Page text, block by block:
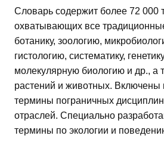
Словарь содержит более 72 000
охватывающих все
ботанику, зоологию,
гистологию, систематику,
молекулярную биологию и др., а
растений и животных.
термины пограничных
отраслей. Специально
термины по экологии и